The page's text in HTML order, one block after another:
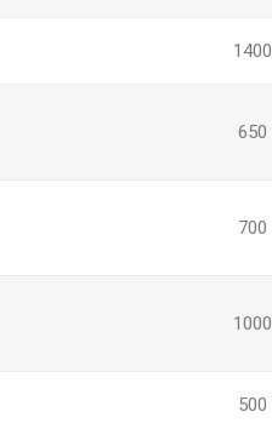
1400
650
700
1000
500